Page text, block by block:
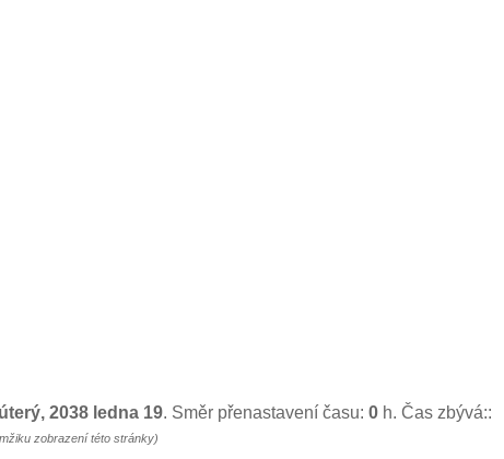
2038 ledna 19. Směr přenastavení času: 0 h. Čas zbývá::
zobrazení této stránky)